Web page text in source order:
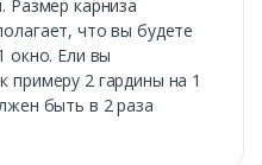
Размер карниза
что вы будете
окно. Ели вы
примеру 2 гардины на 1
быть в 2 раза